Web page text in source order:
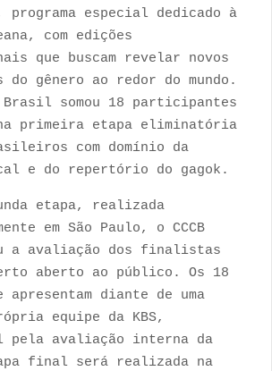
programa especial dedicado à
com edições
que buscam revelar novos
gênero ao redor do mundo.
Brasil somou 18 participantes
primeira etapa eliminatória
com domínio da
e do repertório do gagok.
etapa, realizada
em São Paulo, o CCCB
a avaliação dos finalistas
aberto ao público. Os 18
diante de uma
equipe da KBS,
pela avaliação interna da
final será realizada na